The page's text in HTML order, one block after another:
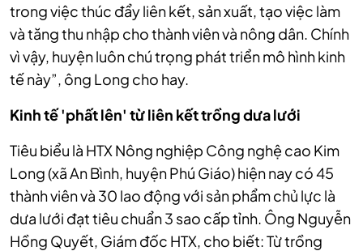
trong việc thúc đẩy liên kết, sản xuất, tạo việc làm
và tăng thu nhập cho thành viên và nông dân. Chính
vì vậy, huyện luôn chú trọng phát triển mô hình kinh
tế này”, ông Long cho hay.
Kinh tế 'phất lên' từ liên kết trồng dưa lưới
Tiêu biểu là HTX Nông nghiệp Công nghệ cao Kim
Long (xã An Bình, huyện Phú Giáo) hiện nay có 45
thành viên và 30 lao động với sản phẩm chủ lực là
dưa lưới đạt tiêu chuẩn 3 sao cấp tỉnh. Ông Nguyễn
Hồng Quyết, Giám đốc HTX, cho biết: Từ trồng